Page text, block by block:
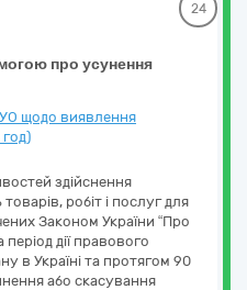
про усунення
24
щодо виявлення
год)
здійснення
робіт і послуг для
Законом України “Про
період дії правового
в Україні та протягом 90
або скасування